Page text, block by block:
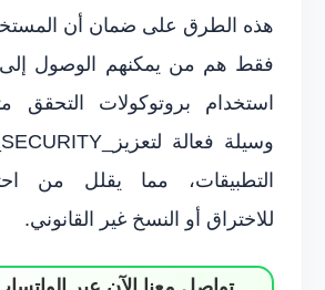
هذه الطرق على ضمان أن
فقط هم من يمكنهم الوصول إلى
استخدام بروتوكولات التحقق
التطبيقات، مما يقلل من
للاختراق أو النسخ غير القانوني.